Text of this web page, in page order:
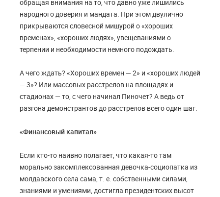
обращая внимания на то, что давно уже лишились
народного доверия и мандата. При этом двулично
прикрываются словесной мишурой о «хороших
временах», «хороших людях», увещеваниями о
терпении и необходимости немного подождать.
А чего ждать? «Хороших времен — 2» и «хороших людей
— 3»? Или массовых расстрелов на площадях и
стадионах — то, с чего начинал Пиночет? А ведь от
разгона демонстрантов до расстрелов всего один шаг.
«Финансовый капитал»
Если кто-то наивно полагает, что какая-то там
морально закомплексованная девочка-социопатка из
молдавского села сама, т. е. собственными силами,
знаниями и умениями, достигла президентских высот